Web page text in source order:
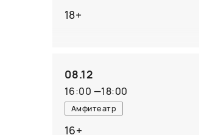
18+
08.12
16:00 —18:00
Амфитеатр
16+